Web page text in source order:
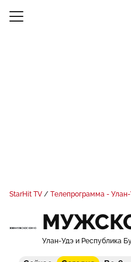
StarHit TV Телепрограмма -
Улан-Удэ и Республика